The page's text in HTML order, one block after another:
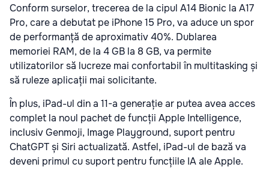
Conform surselor, trecerea de la cipul A14 Bionic la A17
Pro, care a debutat pe iPhone 15 Pro, va aduce un spor
de performanță de aproximativ 40%. Dublarea
memoriei RAM, de la 4 GB la 8 GB, va permite
utilizatorilor să lucreze mai confortabil în multitasking și
să ruleze aplicații mai solicitante.
În plus, iPad-ul din a 11-a generație ar putea avea acces
complet la noul pachet de funcții Apple Intelligence,
inclusiv Genmoji, Image Playground, suport pentru
ChatGPT și Siri actualizată. Astfel, iPad-ul de bază va
deveni primul cu suport pentru funcțiile IA ale Apple.